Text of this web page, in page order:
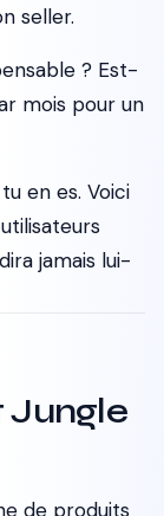
seller.
? Est-
mois pour un
en es. Voici
jamais lui-
Jungle
de produits